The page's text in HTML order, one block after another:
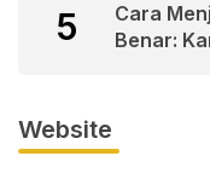
5
Cara
Benar:
Website